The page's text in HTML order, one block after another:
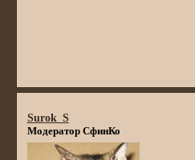
Surok_S
Модератор СфинКо